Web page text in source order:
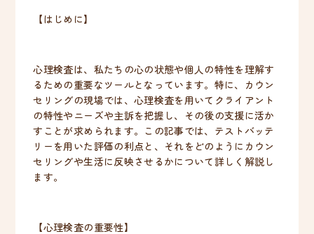
【はじめに】
心理検査は、私たちの心の状態や個人の特性を理解す
るための重要なツールとなっています。特に、カウン
セリングの現場では、心理検査を用いてクライアント
の特性やニーズや主訴を把握し、その後の支援に活か
すことが求められます。この記事では、テストバッテ
リーを用いた評価の利点と、それをどのようにカウン
セリングや生活に反映させるかについて詳しく解説し
ます。
【心理検査の重要性】